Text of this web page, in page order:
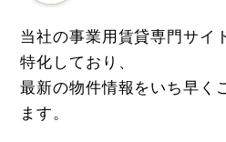
当社の事業用賃貸専門サイ
特化しており、
最新の物件情報をいち早く
ます。